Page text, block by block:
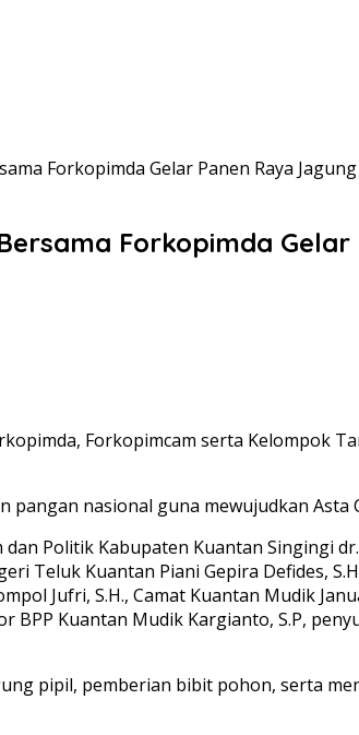
Forkopimda Gelar Panen Raya
Forkopimda
Forkopimcam serta Kelompok
nasional guna mewujudkan Asta
Politik Kabupaten Kuantan Singingi
Teluk Kuantan Piani Gepira Defides,
Jufri, S.H., Camat Kuantan Mudik
BPP Kuantan Mudik Kargianto, S.P,
pipil, pemberian bibit pohon, serta